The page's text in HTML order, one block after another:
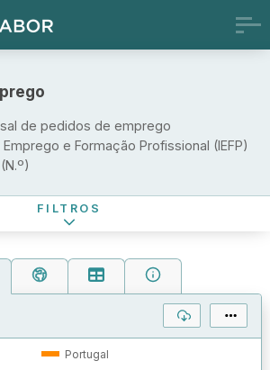
Portugal
de pedidos de emprego
e Formação Profissional (IEFP)
(média mensal em cada ano)
o trabalho
FILTROS